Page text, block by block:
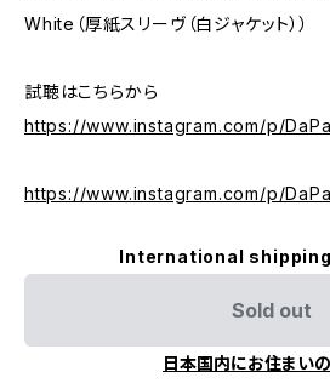
White（厚紙スリーヴ（白ジャケット））
試聴はこちらから
https://www.instagram.com/p/
https://www.instagram.com/p/
International
Sold out
日本国内にお住まい